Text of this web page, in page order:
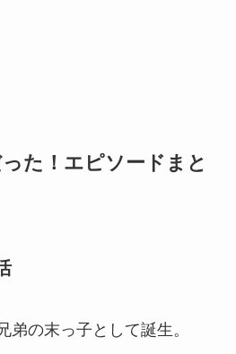
た！エピソードまと
弟の末っ子として誕生。